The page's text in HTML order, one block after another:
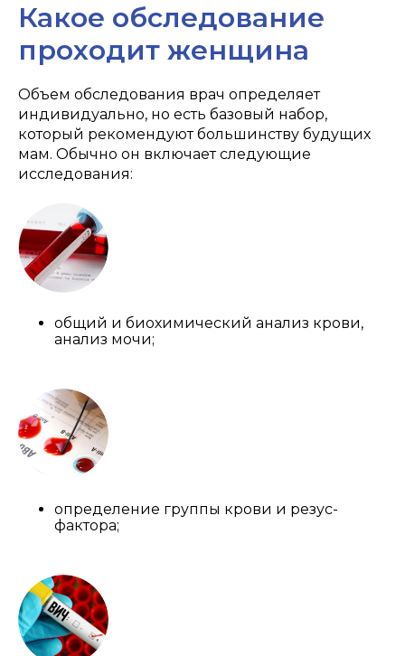
Какое обследование
проходит женщина
Объем обследования врач определяет
индивидуально, но есть базовый набор,
который рекомендуют большинству будущих
мам. Обычно он включает следующие
исследования:
общий и биохимический анализ крови,
анализ мочи;
определение группы крови и резус-
фактора;